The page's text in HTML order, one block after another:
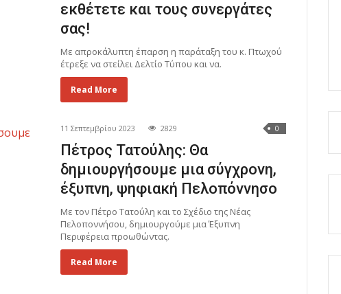
εκθέτετε και τους συνεργάτες
σας!
Με απροκάλυπτη έπαρση η παράταξη του κ. Πτωχού
έτρεξε να στείλει Δελτίο Τύπου και να.
Read More
11 Σεπτεμβρίου 2023 2829 0
Πέτρος Τατούλης: Θα
δημιουργήσουμε μια σύγχρονη,
έξυπνη, ψηφιακή Πελοπόννησο
Με τον Πέτρο Τατούλη και το Σχέδιο της Νέας
Πελοποννήσου, δημιουργούμε μια Έξυπνη
Περιφέρεια προωθώντας.
Read More